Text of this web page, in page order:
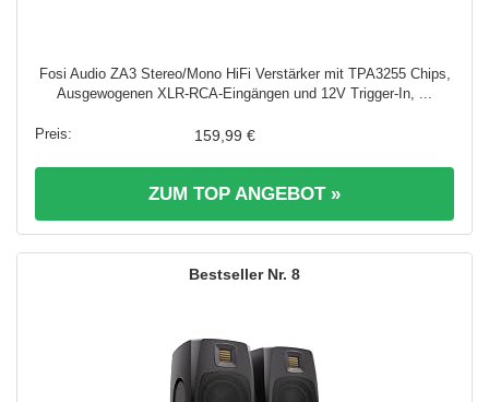
Fosi Audio ZA3 Stereo/Mono HiFi Verstärker mit TPA3255 Chips,
Ausgewogenen XLR-RCA-Eingängen und 12V Trigger-In, ...
159,99 €
ZUM TOP ANGEBOT »
8